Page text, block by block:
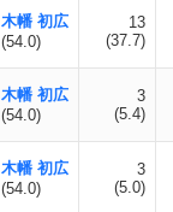
木幡 初広
(54.0)
13
(37.7)
木幡 初広
(54.0)
3
(5.4)
木幡 初広
(54.0)
3
(5.0)